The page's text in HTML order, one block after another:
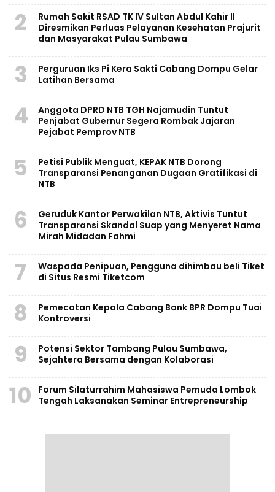
2
Rumah Sakit RSAD TK IV Sultan Abdul Kahir II
Diresmikan Perluas Pelayanan Kesehatan Prajurit
dan Masyarakat Pulau Sumbawa
3
Perguruan Iks Pi Kera Sakti Cabang Dompu Gelar
Latihan Bersama
4
Anggota DPRD NTB TGH Najamudin Tuntut
Penjabat Gubernur Segera Rombak Jajaran
Pejabat Pemprov NTB
5
Petisi Publik Menguat, KEPAK NTB Dorong
Transparansi Penanganan Dugaan Gratifikasi di
NTB
6
Geruduk Kantor Perwakilan NTB, Aktivis Tuntut
Transparansi Skandal Suap yang Menyeret Nama
Mirah Midadan Fahmi
7
Waspada Penipuan, Pengguna dihimbau beli Tiket
di Situs Resmi Tiketcom
8
Pemecatan Kepala Cabang Bank BPR Dompu Tuai
Kontroversi
9
Potensi Sektor Tambang Pulau Sumbawa,
Sejahtera Bersama dengan Kolaborasi
10
Forum Silaturrahim Mahasiswa Pemuda Lombok
Tengah Laksanakan Seminar Entrepreneurship